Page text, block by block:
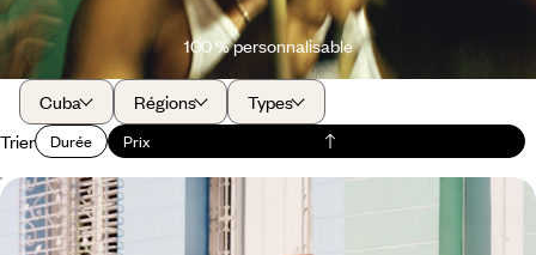
100 % personnalisable
Cuba Régions
Types
Trier
Durée Prix
L'essentiel de Cuba - La Havane, Cienfuegos,
Trinidad et la plage